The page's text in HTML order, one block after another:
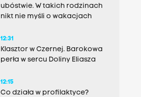
ubóstwie. W takich rodzinach
nikt nie myśli o wakacjach
12:31
Klasztor w Czernej. Barokowa
perła w sercu Doliny Eliasza
12:15
Co działa w profilaktyce?